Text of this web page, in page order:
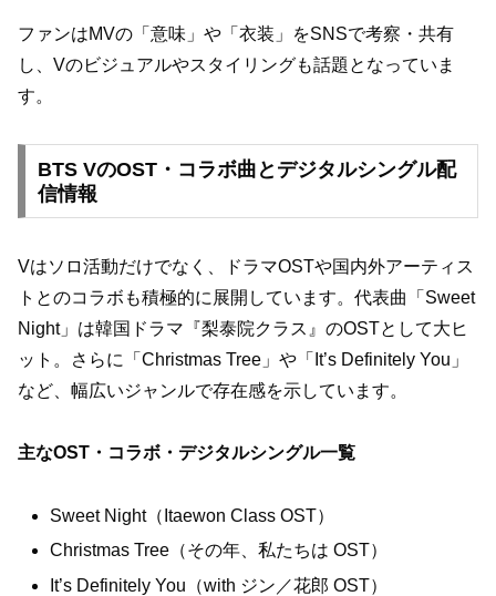
ファンはMVの「意味」や「衣装」をSNSで考察・共有
し、Vのビジュアルやスタイリングも話題となっていま
す。
BTS VのOST・コラボ曲とデジタルシングル配
信情報
Vはソロ活動だけでなく、ドラマOSTや国内外アーティス
トとのコラボも積極的に展開しています。代表曲「Sweet
Night」は韓国ドラマ『梨泰院クラス』のOSTとして大ヒ
ット。さらに「Christmas Tree」や「It’s Definitely You」
など、幅広いジャンルで存在感を示しています。
主なOST・コラボ・デジタルシングル一覧
Sweet Night（Itaewon Class OST）
Christmas Tree（その年、私たちは OST）
It’s Definitely You（with ジン／花郎 OST）